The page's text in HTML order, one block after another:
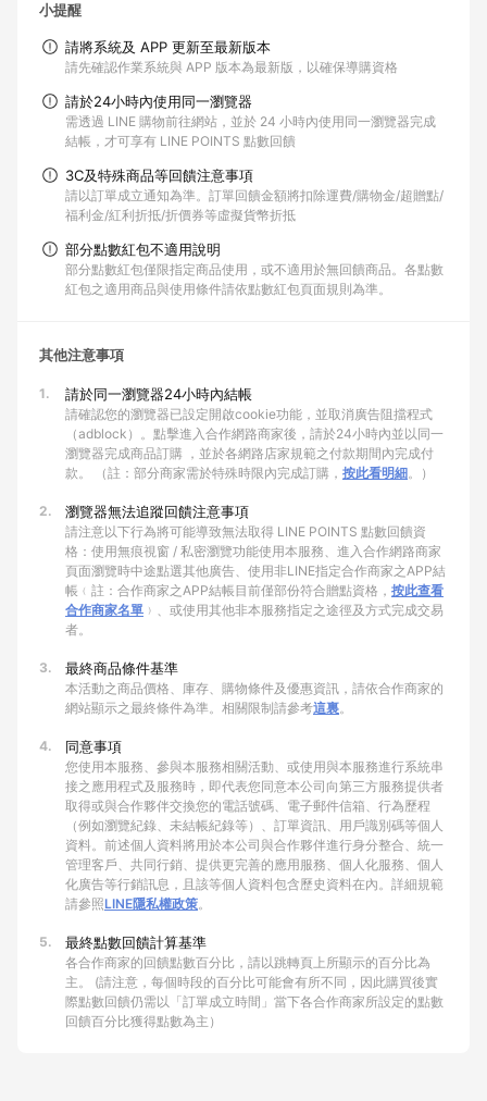
小提醒
請將系統及 APP 更新至最新版本
請先確認作業系統與 APP 版本為最新版，以確保導購資格
請於24小時內使用同一瀏覽器
需透過 LINE 購物前往網站，並於 24 小時內使用同一瀏覽器完成
結帳，才可享有 LINE POINTS 點數回饋
3C及特殊商品等回饋注意事項
請以訂單成立通知為準。訂單回饋金額將扣除運費/購物金/超贈點/
福利金/紅利折抵/折價券等虛擬貨幣折抵
部分點數紅包不適用說明
部分點數紅包僅限指定商品使用，或不適用於無回饋商品。各點數
紅包之適用商品與使用條件請依點數紅包頁面規則為準。
其他注意事項
1. 請於同一瀏覽器24小時內結帳
請確認您的瀏覽器已設定開啟cookie功能，並取消廣告阻擋程式
（adblock）。點擊進入合作網路商家後，請於24小時內並以同一
瀏覽器完成商品訂購 ，並於各網路店家規範之付款期間內完成付
款。 （註：部分商家需於特殊時限內完成訂購， 按此看明細。）
2. 瀏覽器無法追蹤回饋注意事項
請注意以下行為將可能導致無法取得 LINE POINTS 點數回饋資
格：使用無痕視窗 / 私密瀏覽功能使用本服務、進入合作網路商家
頁面瀏覽時中途點選其他廣告、使用非LINE指定合作商家之APP結
帳﹙註：合作商家之APP結帳目前僅部份符合贈點資格， 按此查看
合作商家名單 ﹚、或使用其他非本服務指定之途徑及方式完成交易
者。
3. 最終商品條件基準
本活動之商品價格、庫存、購物條件及優惠資訊，請依合作商家的
網站顯示之最終條件為準。相關限制請參考這裏。
4. 同意事項
您使用本服務、參與本服務相關活動、或使用與本服務進行系統串
接之應用程式及服務時，即代表您同意本公司向第三方服務提供者
取得或與合作夥伴交換您的電話號碼、電子郵件信箱、行為歷程
（例如瀏覽紀錄、未結帳紀錄等）、訂單資訊、用戶識別碼等個人
資料。前述個人資料將用於本公司與合作夥伴進行身分整合、統一
管理客戶、共同行銷、提供更完善的應用服務、個人化服務、個人
化廣告等行銷訊息，且該等個人資料包含歷史資料在內。詳細規範
請參照LINE隱私權政策。
5. 最終點數回饋計算基準
各合作商家的回饋點數百分比，請以跳轉頁上所顯示的百分比為
主。 (請注意，每個時段的百分比可能會有所不同，因此購買後實
際點數回饋仍需以「訂單成立時間」當下各合作商家所設定的點數
回饋百分比獲得點數為主）